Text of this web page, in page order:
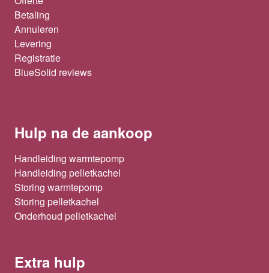
Betaling
Annuleren
Levering
Registratie
BlueSolid reviews
Hulp na de aankoop
Handleiding warmtepomp
Handleiding pelletkachel
Storing warmtepomp
Storing pelletkachel
Onderhoud pelletkachel
Extra hulp